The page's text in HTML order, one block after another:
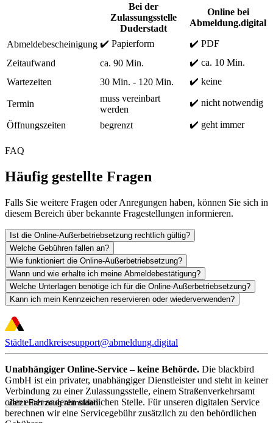
Bei der
Zulassungsstelle
Duderstadt
Online bei
Abmeldung.digital
Abmeldebescheinigung ✔️ Papierform
✔️ PDF
Zeitaufwand
ca. 90 Min.
✔️ ca. 10 Min.
Wartezeiten
30 Min. - 120 Min. ✔️ keine
Termin
muss vereinbart
werden
✔️ nicht notwendig
Öffnungszeiten begrenzt ✔️ geht immer
FAQ
Häufig gestellte Fragen
Falls Sie weitere Fragen oder Anregungen haben, können Sie sich in
diesem Bereich über bekannte Fragestellungen informieren.
Ist die Online-Außerbetriebsetzung rechtlich gültig?
Welche Gebühren fallen an?
Wie funktioniert die Online-Außerbetriebsetzung?
Wann und wie erhalte ich meine Abmeldebestätigung?
Welche Unterlagen benötige ich für die Online-Außerbetriebsetzung?
Kann ich mein Kennzeichen reservieren oder wiederverwenden?
Jetzt Fahrzeug abmelden
StädteLandkreisesupport@abmeldung.digital
Unabhängiger Online-Service – keine Behörde. Die blackbird
GmbH ist ein privater, unabhängiger Dienstleister und steht in keiner
Verbindung zu einer Zulassungsstelle, einem Straßenverkehrsamt
oder einer anderen staatlichen Stelle. Für unseren digitalen Service
berechnen wir eine Servicegebühr zusätzlich zu den behördlichen